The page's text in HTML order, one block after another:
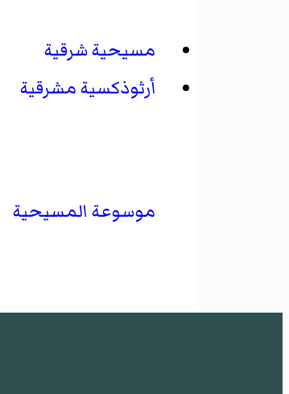
مسيحية شرقية
أرثوذكسية مشرقية
موسوعة المسيحية